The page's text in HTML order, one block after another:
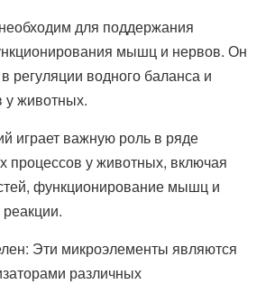
для поддержания
мышц и нервов. Он
регуляции водного баланса и
животных.
играет важную роль в ряде
процессов у животных, включая
функционирование мышц и
Эти микроэлементы являются
различных